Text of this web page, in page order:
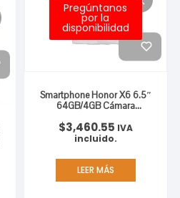
Pregúntanos
por la
disponibilidad
Smartphone Honor X6 6.5″
64GB/4GB Cámara
Mediatek Android 12 Color
Plata
$3,460.55 IVA
incluido.
LEER MÁS